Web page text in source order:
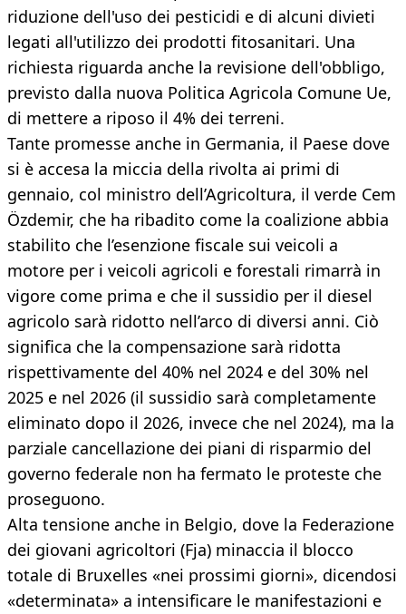
riduzione dell'uso dei pesticidi e di alcuni divieti
legati all'utilizzo dei prodotti fitosanitari. Una
richiesta riguarda anche la revisione dell'obbligo,
previsto dalla nuova Politica Agricola Comune Ue,
di mettere a riposo il 4% dei terreni.
Tante promesse anche in Germania, il Paese dove
si è accesa la miccia della rivolta ai primi di
gennaio, col ministro dell’Agricoltura, il verde Cem
Özdemir, che ha ribadito come la coalizione abbia
stabilito che l’esenzione fiscale sui veicoli a
motore per i veicoli agricoli e forestali rimarrà in
vigore come prima e che il sussidio per il diesel
agricolo sarà ridotto nell’arco di diversi anni. Ciò
significa che la compensazione sarà ridotta
rispettivamente del 40% nel 2024 e del 30% nel
2025 e nel 2026 (il sussidio sarà completamente
eliminato dopo il 2026, invece che nel 2024), ma la
parziale cancellazione dei piani di risparmio del
governo federale non ha fermato le proteste che
proseguono.
Alta tensione anche in Belgio, dove la Federazione
dei giovani agricoltori (Fja) minaccia il blocco
totale di Bruxelles «nei prossimi giorni», dicendosi
«determinata» a intensificare le manifestazioni e